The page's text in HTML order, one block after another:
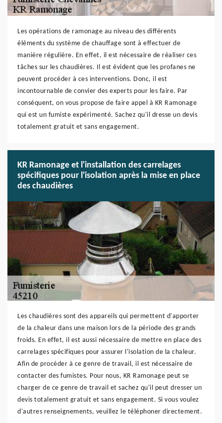
Les opérations de ramonage au niveau des différents
éléments du système de chauffage sont à effectuer de
manière régulière. En effet, il est nécessaire de réaliser ces
tâches sur les chaudières. Il est évident que les profanes ne
peuvent procéder à ces interventions. Donc, il est
incontournable de convier des experts pour les faire. Par
conséquent, on vous propose de faire appel à KR Ramonage
qui est un fumiste expérimenté. Sachez qu'il dresse un devis
totalement gratuit et sans engagement.
KR Ramonage et l'installation des carrelages
spécifiques pour l'isolation après la mise en place
des chaudières
Les chaudières sont des appareils qui permettent d'apporter
de la chaleur dans une maison lors de la période des grands
froids. En effet, il est aussi nécessaire de mettre en place des
carrelages spécifiques pour assurer l'isolation de la chaleur.
Afin de procéder à ce genre de travail, il est nécessaire de
contacter des fumistes. Pour nous, KR Ramonage peut se
charger de ce genre de travail et sachez qu'il peut dresser un
devis totalement gratuit et sans engagement. Si vous voulez
d'autres renseignements, veuillez le téléphoner directement.